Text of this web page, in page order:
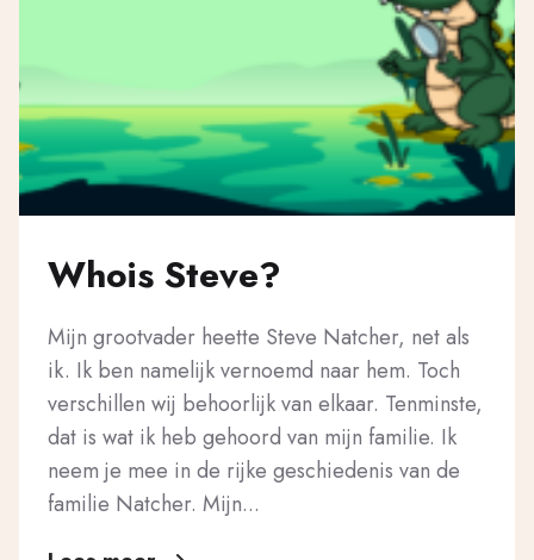
Whois Steve?
Mijn grootvader heette Steve Natcher, net als
ik. Ik ben namelijk vernoemd naar hem. Toch
verschillen wij behoorlijk van elkaar. Tenminste,
dat is wat ik heb gehoord van mijn familie. Ik
neem je mee in de rijke geschiedenis van de
familie Natcher. Mijn...